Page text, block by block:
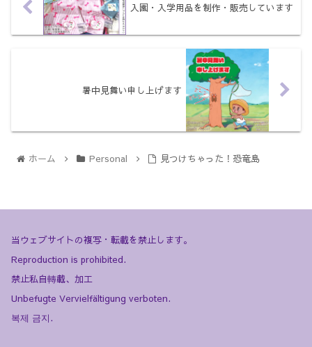
入園・入学用品を制作・販売しています
暑中見舞い申し上げます
ホーム Personal 見つけちゃった！恐竜島
当ウェブサイトの複写・転載を禁止します。
Reproduction is prohibited.
禁止私自轉載、加工
Unbefugte Vervielfältigung verboten.
복제 금지.